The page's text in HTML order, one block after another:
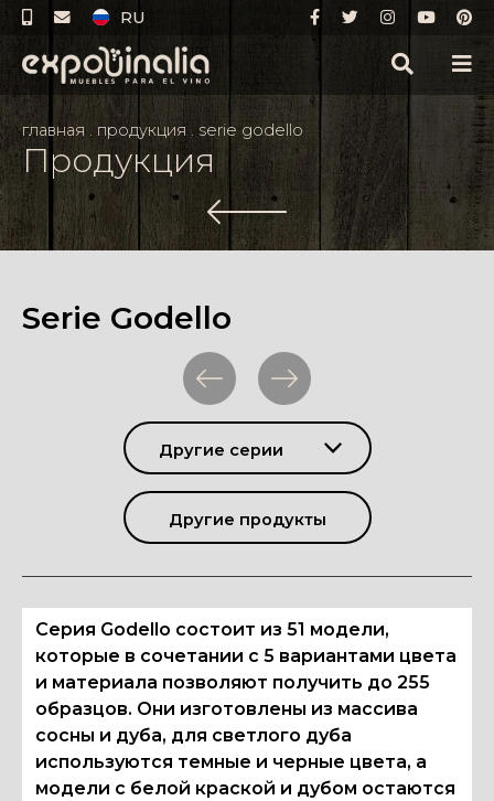
RU
главная . продукция . serie godello
Продукция
Serie Godello
Другие серии
Другие продукты
Серия Godello состоит из 51 модели,
которые в сочетании с 5 вариантами цвета
и материала позволяют получить до 255
образцов. Они изготовлены из массива
сосны и дуба, для светлого дуба
используются темные и черные цвета, а
модели с белой краской и дубом остаются